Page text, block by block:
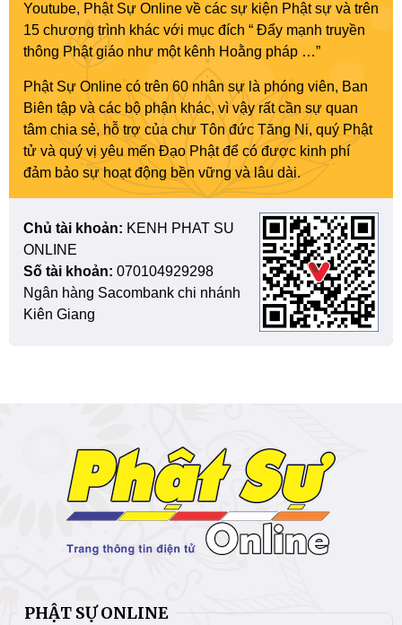
Youtube, Phật Sự Online về các sự kiện Phật sự và trên
15 chương trình khác với mục đích “ Đẩy mạnh truyền
thông Phật giáo như một kênh Hoằng pháp …”
Phật Sự Online có trên 60 nhân sự là phóng viên, Ban
Biên tập và các bộ phận khác, vì vậy rất cần sự quan
tâm chia sẻ, hỗ trợ của chư Tôn đức Tăng Ni, quý Phật
tử và quý vị yêu mến Đạo Phật để có được kinh phí
đảm bảo sự hoạt động bền vững và lâu dài.
Chủ tài khoản: KENH PHAT SU
ONLINE
Số tài khoản: 070104929298
Ngân hàng Sacombank chi nhánh
Kiên Giang
PHẬT SỰ ONLINE